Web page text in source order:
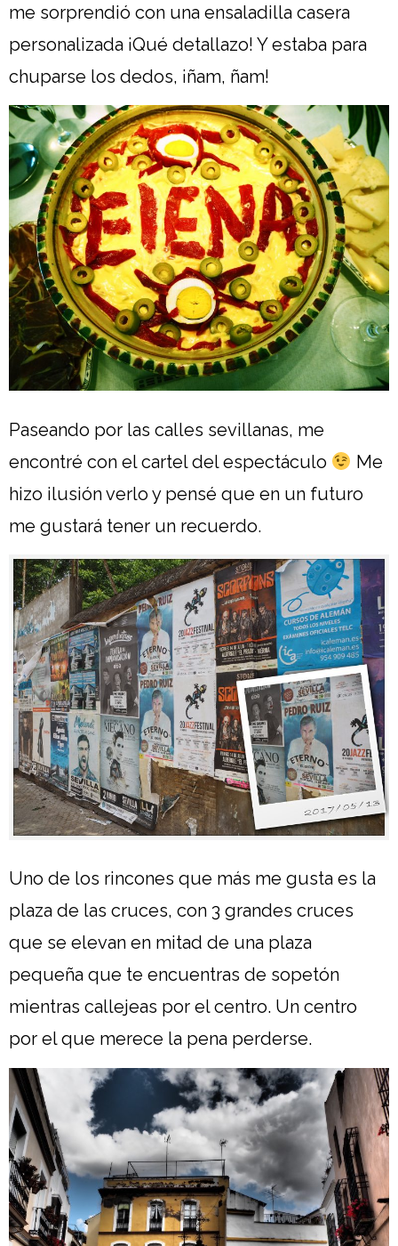
me sorprendió con una ensaladilla casera
personalizada ¡Qué detallazo! Y estaba para
chuparse los dedos, ¡ñam, ñam!
Paseando por las calles sevillanas, me
encontré con el cartel del espectáculo
Me
hizo ilusión verlo y pensé que en un futuro
me gustará tener un recuerdo.
Uno de los rincones que más me gusta es la
plaza de las cruces, con 3 grandes cruces
que se elevan en mitad de una plaza
pequeña que te encuentras de sopetón
mientras callejeas por el centro. Un centro
por el que merece la pena perderse.